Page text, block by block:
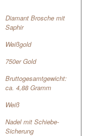
Diamant Brosche mit
Saphir
Weißgold
750er Gold
Bruttogesamtgewicht:
ca. 4,88 Gramm
Weiß
Nadel mit Schiebe-
Sicherung